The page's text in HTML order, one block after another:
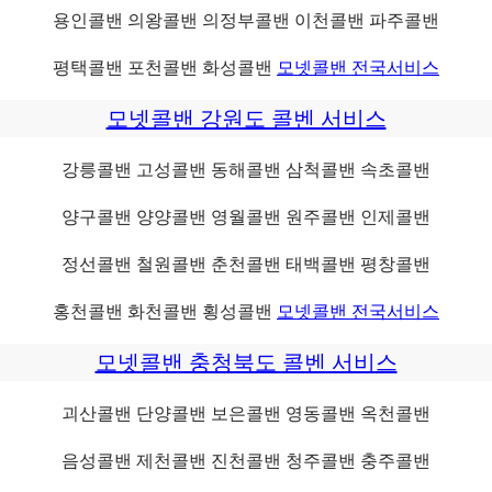
용인콜밴 의왕콜밴 의정부콜밴 이천콜밴 파주콜밴
평택콜밴 포천콜밴 화성콜밴 모넷콜밴 전국서비스
모넷콜밴 강원도 콜벤 서비스
강릉콜밴 고성콜밴 동해콜밴 삼척콜밴 속초콜밴
양구콜밴 양양콜밴 영월콜밴 원주콜밴 인제콜밴
정선콜밴 철원콜밴 춘천콜밴 태백콜밴 평창콜밴
홍천콜밴 화천콜밴 횡성콜밴 모넷콜밴 전국서비스
모넷콜밴 충청북도 콜벤 서비스
괴산콜밴 단양콜밴 보은콜밴 영동콜밴 옥천콜밴
음성콜밴 제천콜밴 진천콜밴 청주콜밴 충주콜밴